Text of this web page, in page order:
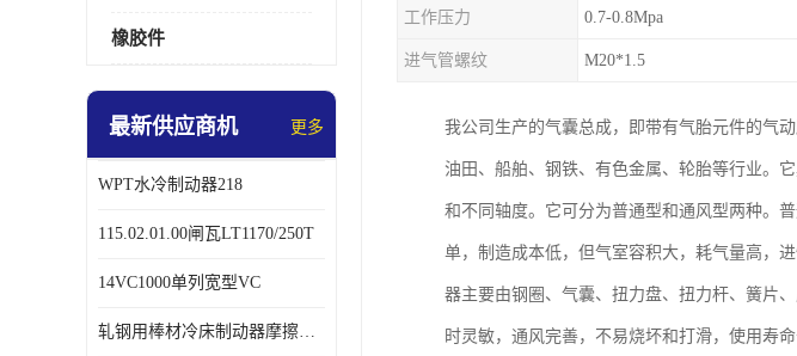
橡胶件
最新供应商机 更多
WPT水冷制动器218
115.02.01.00闸瓦LT1170/250T
14VC1000单列宽型VC
轧钢用棒材冷床制动器摩擦片218
工作压力 0.7-0.8Mpa
进气管螺纹 M20*1.5
我公司生产的气囊总成，即带有气胎元件的气
油田、船舶、钢铁、有色金属、轮胎等行业。
和不同轴度。它可分为普通型和通风型两种。
单，制造成本低，但气室容积大，耗气量高，
器主要由钢圈、气囊、扭力盘、扭力杆、簧片
时灵敏，通风完善，不易烧坏和打滑，使用寿